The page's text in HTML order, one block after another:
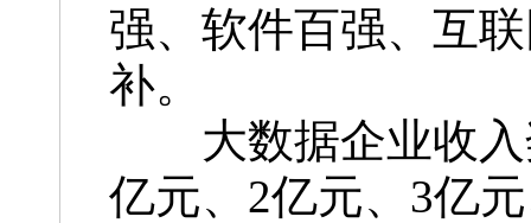
强、软件百强、互
补。
大数据企业收入
亿元、2亿元、3亿